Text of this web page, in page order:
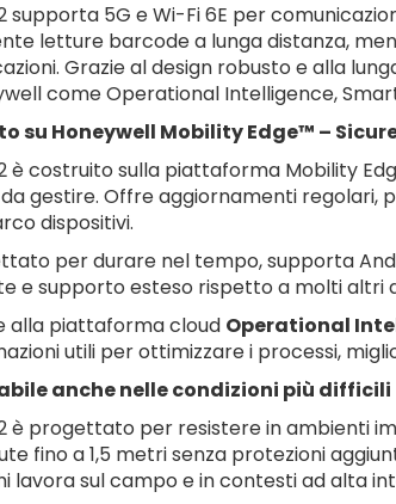
supporta 5G e Wi-Fi 6E per
letture barcode a lunga distanza,
Grazie al design robusto e alla
come Operational Intelligence,
su Honeywell Mobility Edge™ –
è costruito sulla piattaforma Mobility
gestire. Offre aggiornamenti regolari,
dispositivi.
per durare nel tempo, supporta
e supporto esteso rispetto a molti altri
alla piattaforma cloud Operational
utili per ottimizzare i processi,
anche nelle condizioni più difficili
è progettato per resistere in ambienti
fino a 1,5 metri senza protezioni
lavora sul campo e in contesti ad alta